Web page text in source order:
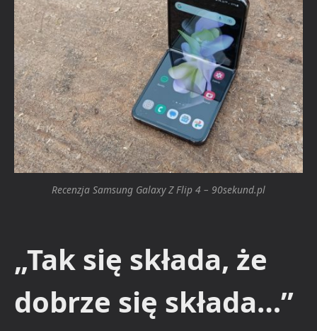
Recenzja Samsung Galaxy Z Flip 4 – 90sekund.pl
„Tak się składa, że
dobrze się składa…”